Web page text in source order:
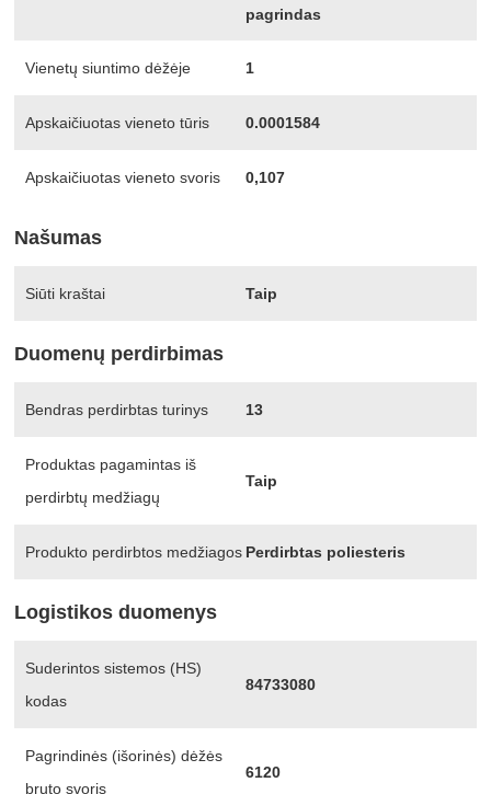
pagrindas
Vienetų siuntimo dėžėje 1
Apskaičiuotas vieneto tūris 0.0001584
Apskaičiuotas vieneto svoris 0,107
Našumas
Siūti kraštai Taip
Duomenų perdirbimas
Bendras perdirbtas turinys 13
Produktas pagamintas iš
perdirbtų medžiagų
Taip
Produkto perdirbtos medžiagos Perdirbtas poliesteris
Logistikos duomenys
Suderintos sistemos (HS)
kodas
84733080
Pagrindinės (išorinės) dėžės
bruto svoris
6120